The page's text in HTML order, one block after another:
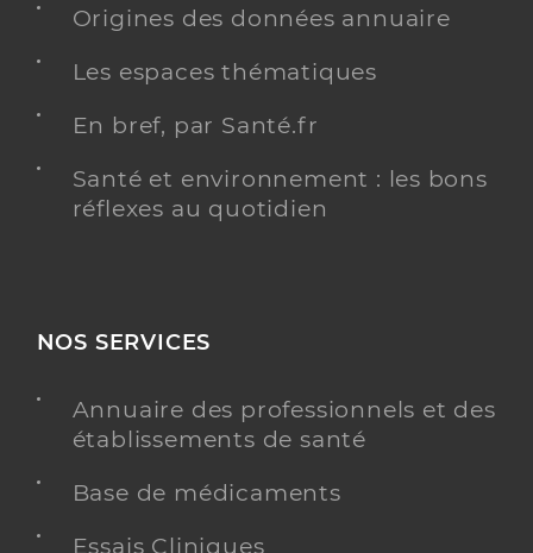
Origines des données annuaire
Les espaces thématiques
En bref, par Santé.fr
Santé et environnement : les bons
réflexes au quotidien
NOS SERVICES
Annuaire des professionnels et des
établissements de santé
Base de médicaments
Essais Cliniques